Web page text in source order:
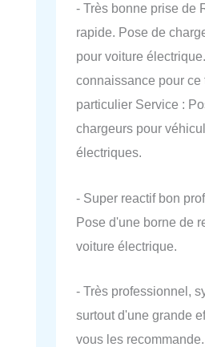
- Très bonne prise de
rapide. Pose de
pour voiture
connaissance pour ce
particulier Service :
chargeurs pour
électriques.
- Super reactif bon
Pose d'une borne de
voiture électrique.
- Très professionnel,
surtout d'une grande
vous les